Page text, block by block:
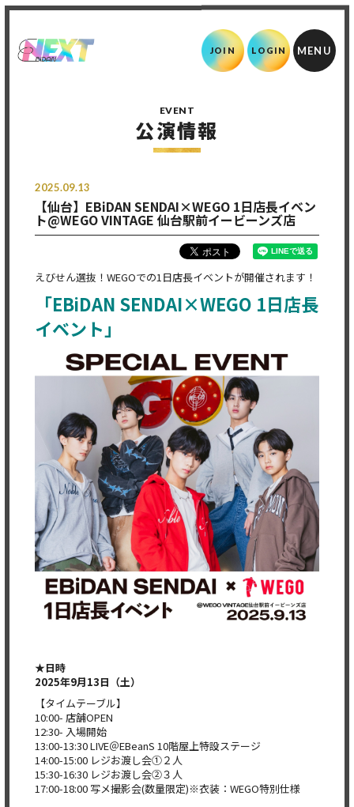
JOIN LOGIN
EVENT
公演情報
2025.09.13
【仙台】EBiDAN SENDAI×WEGO 1日店長イベン
ト@WEGO VINTAGE 仙台駅前イービーンズ店
えびせん選抜！WEGOでの1日店長イベントが開催されます！
「EBiDAN SENDAI×WEGO 1日店長
イベント」
★日時
2025年9月13日（土）
【タイムテーブル】
10:00- 店舗OPEN
12:30- 入場開始
13:00-13:30 LIVE＠EBeanS 10階屋上特設ステージ
14:00-15:00 レジお渡し会①２人
15:30-16:30 レジお渡し会②３人
17:00-18:00 写メ撮影会(数量限定)※衣装：WEGO特別仕様